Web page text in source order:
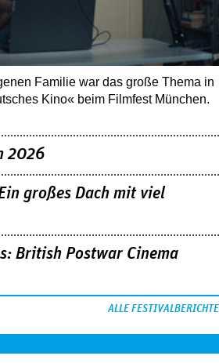
Familie war das große Thema in
Kino« beim Filmfest München.
2026
großes Dach mit viel
British Postwar Cinema
ALLE FESTIVALBERICHTE